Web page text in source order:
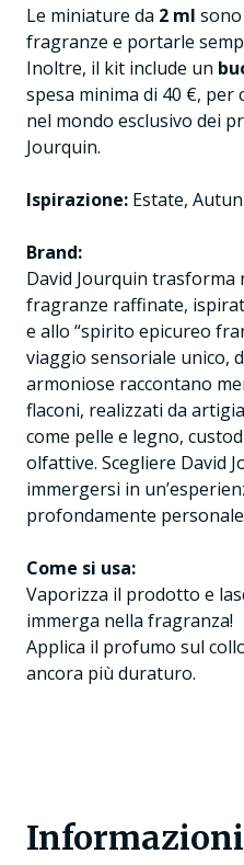
Le miniature da 2 ml
fragranze e portarle
Inoltre, il kit include un
spesa minima di 40 €,
nel mondo esclusivo dei
Jourquin.
Ispirazione: Estate,
Brand:
David Jourquin trasforma
fragranze raffinate,
e allo “spirito epicureo
viaggio sensoriale unico,
armoniose raccontano
flaconi, realizzati da
come pelle e legno,
olfattive. Scegliere David
immergersi in
profondamente
Come si usa:
Vaporizza il prodotto e
immerga nella fragranza!
Applica il profumo sul
ancora più duraturo.